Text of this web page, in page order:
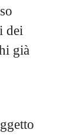
dei
già